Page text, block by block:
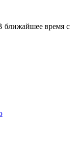
ближайшее время с